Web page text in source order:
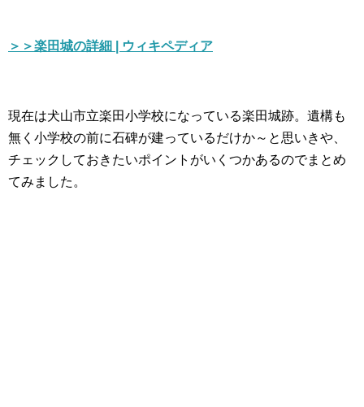
＞＞楽田城の詳細 | ウィキペディア
現在は犬山市立楽田小学校になっている楽田城跡。遺構も
無く小学校の前に石碑が建っているだけか～と思いきや、
チェックしておきたいポイントがいくつかあるのでまとめ
てみました。